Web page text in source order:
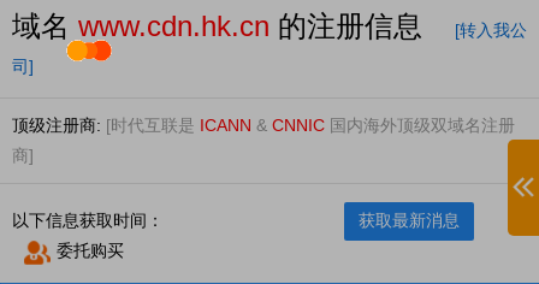
域名 www.cdn.hk.cn 的注册信息
[转入我公
司]
顶级注册商: [时代互联是 ICANN & CNNIC 国内海外顶级双域名注册
商]
以下信息获取时间：
获取最新消息
委托购买